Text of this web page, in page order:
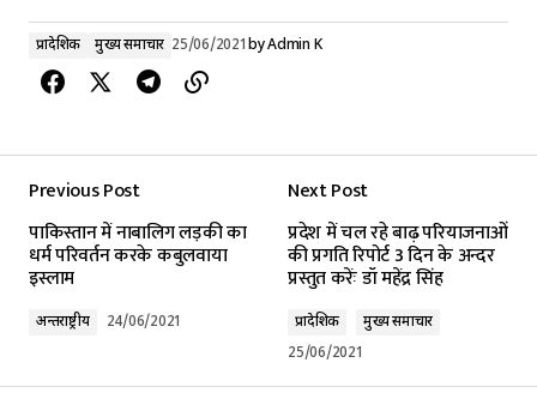
प्रादेशिक मुख्य समाचार 25/06/2021byAdmin K
Previous Post
पाकिस्तान में नाबालिग लड़की का
धर्म परिवर्तन करके कबुलवाया
इस्लाम
अन्तर्राष्ट्रीय 24/06/2021
Next Post
प्रदेश में चल रहे बाढ़ परियाजनाओं
की प्रगति रिपोर्ट 3 दिन के अन्दर
प्रस्तुत करेंः डॉ महेंद्र सिंह
प्रादेशिक
मुख्य समाचार
25/06/2021